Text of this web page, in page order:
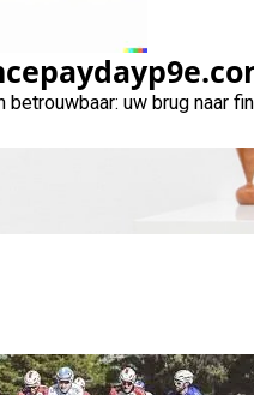
betrouwbaar: uw brug naar